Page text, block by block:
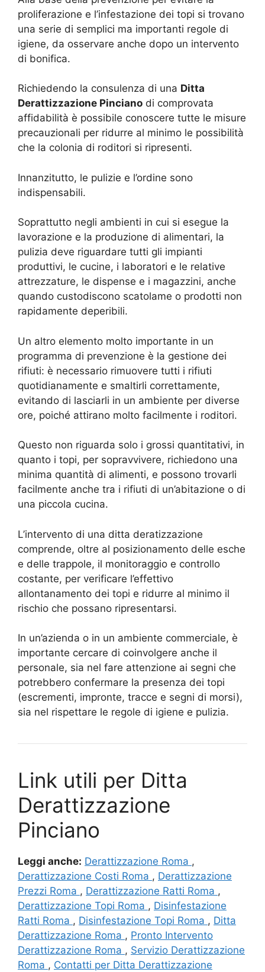
proliferazione e l’infestazione dei topi si trovano
una serie di semplici ma importanti regole di
igiene, da osservare anche dopo un intervento
di bonifica.
Richiedendo la consulenza di una Ditta
Derattizzazione Pinciano di comprovata
affidabilità è possibile conoscere tutte le misure
precauzionali per ridurre al minimo le possibilità
che la colonia di roditori si ripresenti.
Innanzitutto, le pulizie e l’ordine sono
indispensabili.
Soprattutto negli ambienti in cui si esegue la
lavorazione e la produzione di alimentari, la
pulizia deve riguardare tutti gli impianti
produttivi, le cucine, i laboratori e le relative
attrezzature, le dispense e i magazzini, anche
quando custodiscono scatolame o prodotti non
rapidamente deperibili.
Un altro elemento molto importante in un
programma di prevenzione è la gestione dei
rifiuti: è necessario rimuovere tutti i rifiuti
quotidianamente e smaltirli correttamente,
evitando di lasciarli in un ambiente per diverse
ore, poiché attirano molto facilmente i roditori.
Questo non riguarda solo i grossi quantitativi, in
quanto i topi, per sopravvivere, richiedono una
minima quantità di alimenti, e possono trovarli
facilmente anche tra i rifiuti di un’abitazione o di
una piccola cucina.
L’intervento di una ditta deratizzazione
comprende, oltre al posizionamento delle esche
e delle trappole, il monitoraggio e controllo
costante, per verificare l’effettivo
allontanamento dei topi e ridurre al minimo il
rischio che possano ripresentarsi.
In un’azienda o in un ambiente commerciale, è
importante cercare di coinvolgere anche il
personale, sia nel fare attenzione ai segni che
potrebbero confermare la presenza dei topi
(escrementi, impronte, tracce e segni di morsi),
sia nel rispettare le regole di igiene e pulizia.
Link utili per Ditta
Derattizzazione
Pinciano
Leggi anche: Derattizzazione Roma ,
Derattizzazione Costi Roma , Derattizzazione
Prezzi Roma , Derattizzazione Ratti Roma ,
Derattizzazione Topi Roma , Disinfestazione
Ratti Roma , Disinfestazione Topi Roma , Ditta
Derattizzazione Roma , Pronto Intervento
Derattizzazione Roma , Servizio Derattizzazione
Roma , Contatti per Ditta Derattizzazione